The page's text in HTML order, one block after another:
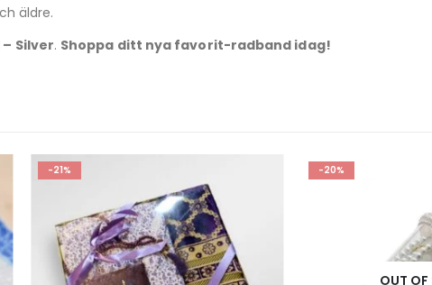
äldre.
Silver. Shoppa ditt nya favorit-radband idag!
OUT OF STOCK